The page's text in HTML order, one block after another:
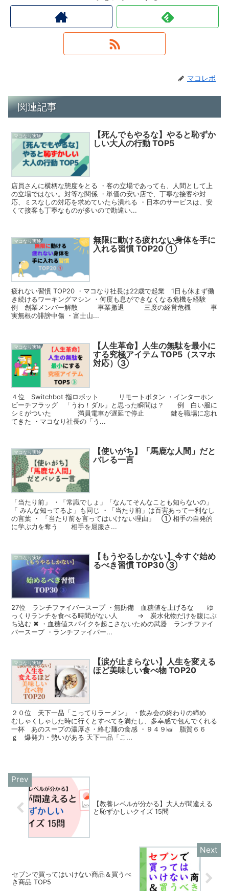
マコレボ
関連記事
マコなり実験
【死んでもやるな】やると恥ずか
しい大人の行動 TOP5
店員さんに横柄な態度をとる ・客の立場であっても、人間として上
の立場ではない。対等な関係 ・単価の安い店で、丁寧な接客や対
応、ミスなしの対応を求めていたら潰れる ・日本のサービスは、安
くて接客も丁寧なものが多いので勘違い...
マコなり実験
無限に動ける疲れない身体を手に
入れる習慣 TOP20 ①
疲れない習慣 TOP20 ・マコなり社長は22歳で起業 1日も休まず働
き続けるワーキングマシン ・何度も息ができなくなる危機を経験
例 創業メンバー解散 事業撤退 三度の経営危機 事
実無根の誹謗中傷 ・富士山...
マコなり実験
【人生革命】人生の無駄を最小に
する究極アイテム TOP5（スマホ
対応）③
４位 Switchbot 指ロボット リモートボタン ・インターホン
ビーチフラッグ 「うわ！ダル」と思った瞬間は？ 例 白い服に
シミがついた 満員電車が遅延で停止 鍵を職場に忘れ
てきた ・マコなり社長の「う...
マコなり実験
【使いがち】「馬鹿な人間」だと
バレる一言
「当たり前」 ・「常識でしょ」「なんてそんなことも知らないの」
「 みんな知ってるよ」も同じ ・「当たり前」は百害あって一利なし
の言葉 ・ 「当たり前を言ってはいけない理由」 ① 相手の自発的
に学ぶ力を奪う 相手を屈服さ...
マコなり実験
【もうやるしかない】今すぐ始め
るべき習慣 TOP30 ③
27位 ランチファイバースープ ・無防備 血糖値を上げるな ゆ
っくりランチを食べる時間がない人 → 炭水化物だけを腹にぶ
ち込む ✖ ・血糖値スパイクを起こさないための武器 ランチファイ
バースープ ・ランチファイバー...
マコなり実験
【涙が止まらない】人生を変える
ほど美味しい食べ物 TOP20
２０位 天下一品「こってりラーメン」 ・飲み会の終わりの締め
むしゃくしゃした時に行くとすべてを満たし、多幸感で包んでくれる
一杯 あのスープの濃厚さ・絡む麺の食感 ・９４９㎉ 脂質６６
ｇ 爆発力・勢いがある 天下一品「こ...
【教養レベルが分かる】大人が間違える
と恥ずかしいクイズ 15問
セブンで買ってはいけない商品＆買うべ
き商品 TOP5